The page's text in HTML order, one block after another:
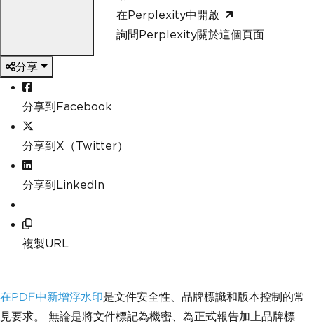
在Perplexity中開啟
詢問Perplexity關於這個頁面
分享
分享到Facebook
分享到X（Twitter）
分享到LinkedIn
複製URL
在PDF中新增浮水印是文件安全性、品牌標識和版本控制的常
見要求。 無論是將文件標記為機密、為正式報告加上品牌標